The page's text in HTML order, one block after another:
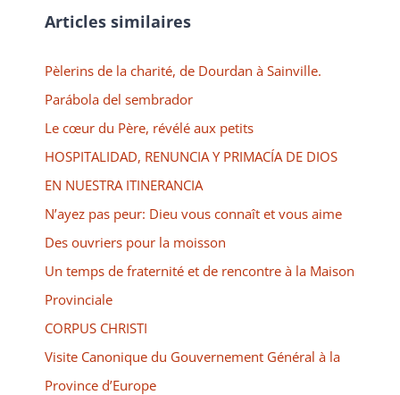
Articles similaires
Pèlerins de la charité, de Dourdan à Sainville.
Parábola del sembrador
Le cœur du Père, révélé aux petits
HOSPITALIDAD, RENUNCIA Y PRIMACÍA DE DIOS
EN NUESTRA ITINERANCIA
N’ayez pas peur: Dieu vous connaît et vous aime
Des ouvriers pour la moisson
Un temps de fraternité et de rencontre à la Maison
Provinciale
CORPUS CHRISTI
Visite Canonique du Gouvernement Général à la
Province d’Europe